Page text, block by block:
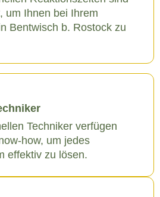
um Ihnen bei Ihrem
Bentwisch b. Rostock zu
Techniker verfügen
how, um jedes
effektiv zu lösen.